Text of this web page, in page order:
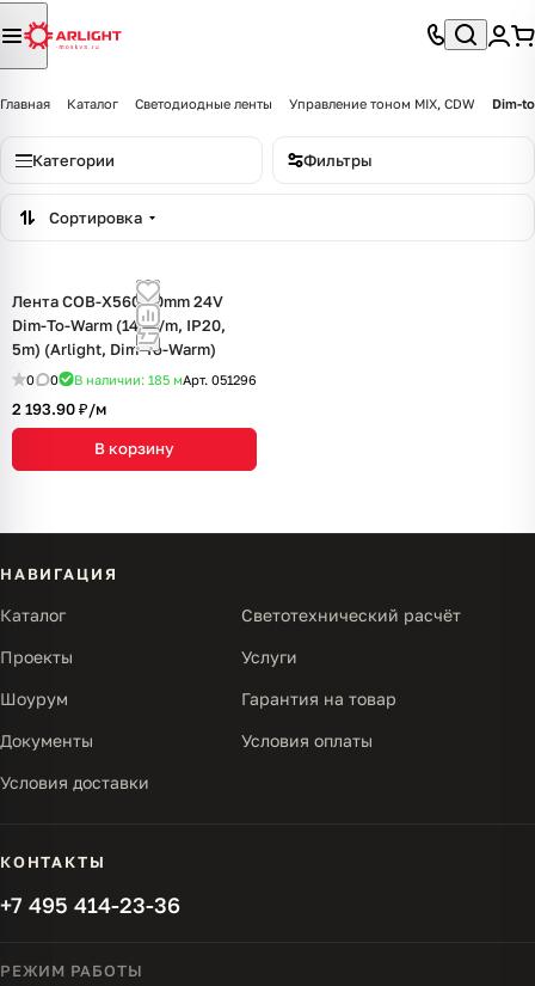
Главная Каталог Светодиодные ленты Управление тоном MIX, CDW Dim-
Категории Фильтры
Сортировка
Лента COB-X560-10mm 24V
Dim-To-Warm (14 W/m, IP20,
5m) (Arlight, Dim-To-Warm)
0 0 В наличии: 185 мАрт. 051296
2 193.90 ₽/м
В корзину
НАВИГАЦИЯ
Каталог Светотехнический расчёт
Проекты Услуги
Шоурум Гарантия на товар
Документы Условия оплаты
Условия доставки
КОНТАКТЫ
+7 495 414-23-36
РЕЖИМ РАБОТЫ